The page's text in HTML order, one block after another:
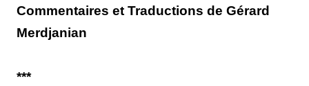
Commentaires et Traductions de Gérard
Merdjanian
***